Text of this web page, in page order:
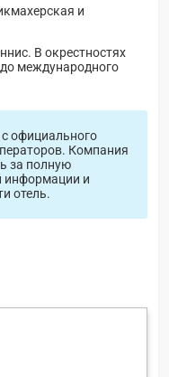
и
В окрестностях
международного
официального
Компания
за полную
информации и
отель.